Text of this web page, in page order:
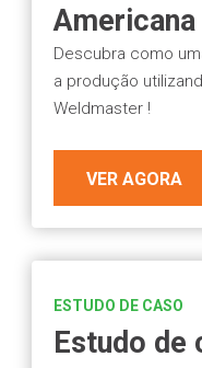
Americana
Descubra como
a produção
Weldmaster !
VER AGORA
ESTUDO DE CASO
Estudo de